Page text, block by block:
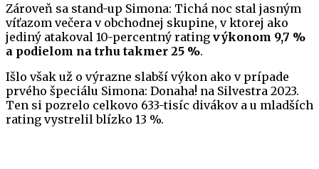
Zároveň sa stand-up Simona: Tichá noc stal jasným
víťazom večera v obchodnej skupine, v ktorej ako
jediný atakoval 10-percentný rating výkonom 9,7 %
a podielom na trhu takmer 25 %.
Išlo však už o výrazne slabší výkon ako v prípade
prvého špeciálu Simona: Donaha! na Silvestra 2023.
Ten si pozrelo celkovo 633-tisíc divákov a u mladších
rating vystrelil blízko 13 %.